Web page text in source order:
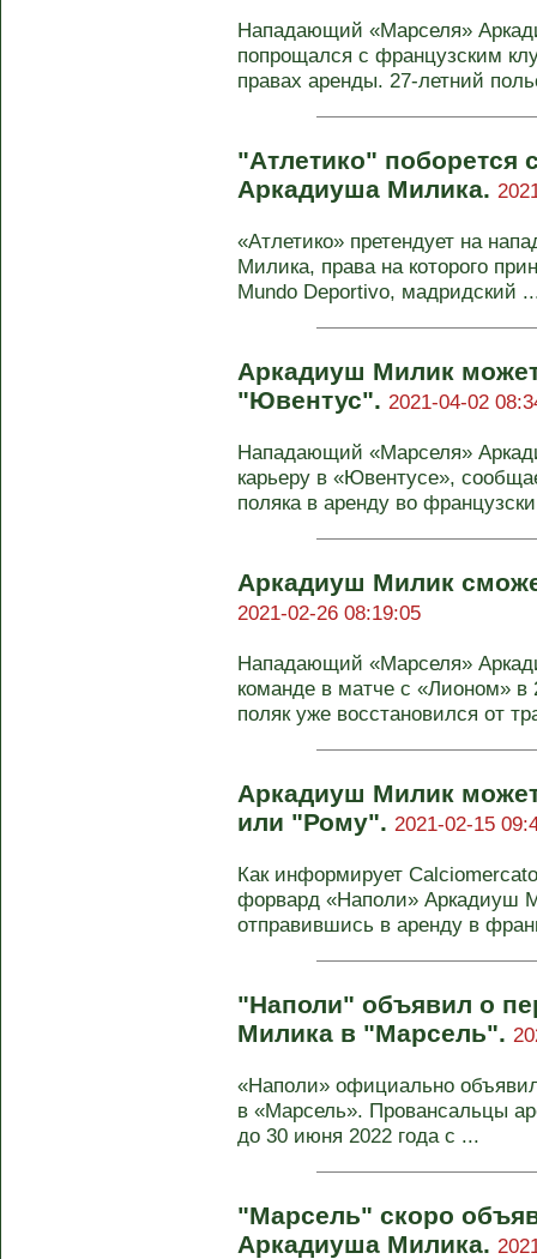
Нападающий «Марселя»
попрощался с французским
правах аренды. 27-летний
"Атлетико" поборется
Аркадиуша Милика.
«Атлетико» претендует на
Милика, права на которого
Mundo Deportivo, мадридский
Аркадиуш Милик
"Ювентус". 2021-04-02
Нападающий «Марселя»
карьеру в «Ювентусе»,
поляка в аренду во
Аркадиуш Милик
2021-02-26 08:19:05
Нападающий «Марселя»
команде в матче с «Лионом» в
поляк уже восстановился от
Аркадиуш Милик
или "Рому". 2021-02-15
Как информирует
форвард «Наполи» Аркадиуш
отправившись в аренду в
"Наполи" объявил о
Милика в "Марсель".
«Наполи» официально
в «Марсель». Провансальцы
до 30 июня 2022 года с ...
"Марсель" скоро
Аркадиуша Милика.